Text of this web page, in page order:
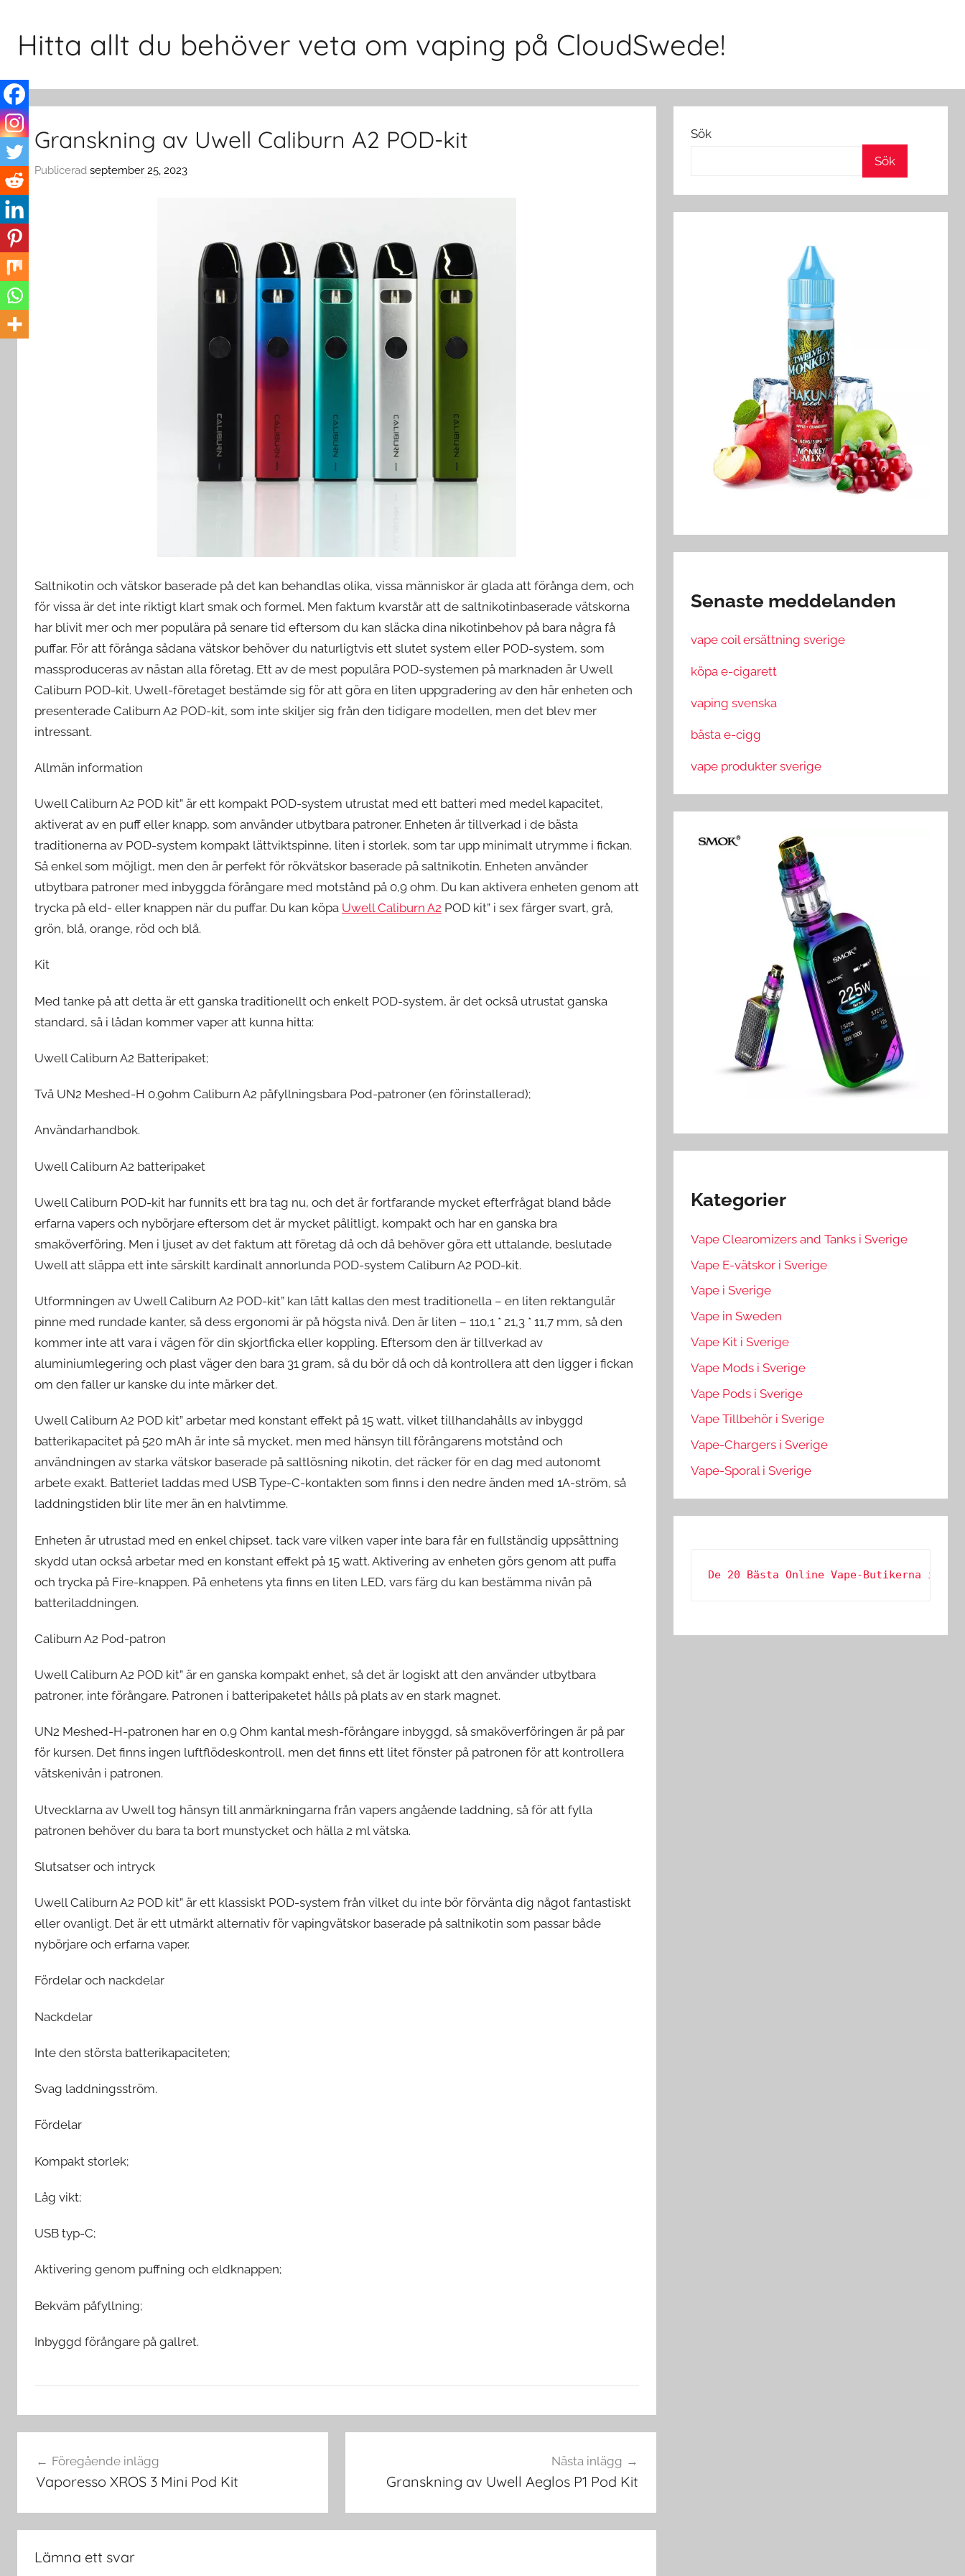
innehållHitta allt du behöver veta om vaping på CloudSwede!
Granskning av Uwell Caliburn A2 POD-kit
Publicerad september 25, 2023
Saltnikotin och vätskor baserade på det kan behandlas olika, vissa människor är glada att förånga dem, och
för vissa är det inte riktigt klart smak och formel. Men faktum kvarstår att de saltnikotinbaserade vätskorna
har blivit mer och mer populära på senare tid eftersom du kan släcka dina nikotinbehov på bara några få
puffar. För att förånga sådana vätskor behöver du naturligtvis ett slutet system eller POD-system, som
massproduceras av nästan alla företag. Ett av de mest populära POD-systemen på marknaden är Uwell
Caliburn POD-kit. Uwell-företaget bestämde sig för att göra en liten uppgradering av den här enheten och
presenterade Caliburn A2 POD-kit, som inte skiljer sig från den tidigare modellen, men det blev mer
intressant.
Allmän information
Uwell Caliburn A2 POD kit” är ett kompakt POD-system utrustat med ett batteri med medel kapacitet,
aktiverat av en puff eller knapp, som använder utbytbara patroner. Enheten är tillverkad i de bästa
traditionerna av POD-system kompakt lättviktspinne, liten i storlek, som tar upp minimalt utrymme i fickan.
Så enkel som möjligt, men den är perfekt för rökvätskor baserade på saltnikotin. Enheten använder
utbytbara patroner med inbyggda förångare med motstånd på 0,9 ohm. Du kan aktivera enheten genom att
trycka på eld- eller knappen när du puffar. Du kan köpa Uwell Caliburn A2 POD kit” i sex färger svart, grå,
grön, blå, orange, röd och blå.
Kit
Med tanke på att detta är ett ganska traditionellt och enkelt POD-system, är det också utrustat ganska
standard, så i lådan kommer vaper att kunna hitta:
Uwell Caliburn A2 Batteripaket;
Två UN2 Meshed-H 0.9ohm Caliburn A2 påfyllningsbara Pod-patroner (en förinstallerad);
Användarhandbok.
Uwell Caliburn A2 batteripaket
Uwell Caliburn POD-kit har funnits ett bra tag nu, och det är fortfarande mycket efterfrågat bland både
erfarna vapers och nybörjare eftersom det är mycket pålitligt, kompakt och har en ganska bra
smaköverföring. Men i ljuset av det faktum att företag då och då behöver göra ett uttalande, beslutade
Uwell att släppa ett inte särskilt kardinalt annorlunda POD-system Caliburn A2 POD-kit.
Utformningen av Uwell Caliburn A2 POD-kit” kan lätt kallas den mest traditionella – en liten rektangulär
pinne med rundade kanter, så dess ergonomi är på högsta nivå. Den är liten – 110,1 * 21,3 * 11,7 mm, så den
kommer inte att vara i vägen för din skjortficka eller koppling. Eftersom den är tillverkad av
aluminiumlegering och plast väger den bara 31 gram, så du bör då och då kontrollera att den ligger i fickan
om den faller ur kanske du inte märker det.
Uwell Caliburn A2 POD kit” arbetar med konstant effekt på 15 watt, vilket tillhandahålls av inbyggd
batterikapacitet på 520 mAh är inte så mycket, men med hänsyn till förångarens motstånd och
användningen av starka vätskor baserade på saltlösning nikotin, det räcker för en dag med autonomt
arbete exakt. Batteriet laddas med USB Type-C-kontakten som finns i den nedre änden med 1A-ström, så
laddningstiden blir lite mer än en halvtimme.
Enheten är utrustad med en enkel chipset, tack vare vilken vaper inte bara får en fullständig uppsättning
skydd utan också arbetar med en konstant effekt på 15 watt. Aktivering av enheten görs genom att puffa
och trycka på Fire-knappen. På enhetens yta finns en liten LED, vars färg du kan bestämma nivån på
batteriladdningen.
Caliburn A2 Pod-patron
Uwell Caliburn A2 POD kit” är en ganska kompakt enhet, så det är logiskt att den använder utbytbara
patroner, inte förångare. Patronen i batteripaketet hålls på plats av en stark magnet.
UN2 Meshed-H-patronen har en 0,9 Ohm kantal mesh-förångare inbyggd, så smaköverföringen är på par
för kursen. Det finns ingen luftflödeskontroll, men det finns ett litet fönster på patronen för att kontrollera
vätskenivån i patronen.
Utvecklarna av Uwell tog hänsyn till anmärkningarna från vapers angående laddning, så för att fylla
patronen behöver du bara ta bort munstycket och hälla 2 ml vätska.
Slutsatser och intryck
Uwell Caliburn A2 POD kit” är ett klassiskt POD-system från vilket du inte bör förvänta dig något fantastiskt
eller ovanligt. Det är ett utmärkt alternativ för vapingvätskor baserade på saltnikotin som passar både
nybörjare och erfarna vaper.
Fördelar och nackdelar
Nackdelar
Inte den största batterikapaciteten;
Svag laddningsström.
Fördelar
Kompakt storlek;
Låg vikt;
USB typ-C;
Aktivering genom puffning och eldknappen;
Bekväm påfyllning;
Inbyggd förångare på gallret.
p
e
l
Föregående inlägg
Vaporesso XROS 3 Mini Pod Kit
Nästa inlägg
Granskning av Uwell Aeglos P1 Pod Kit
Lämna ett svar
Sök
Sök
Senaste meddelanden
vape coil ersättning sverige
köpa e-cigarett
vaping svenska
bästa e-cigg
vape produkter sverige
Kategorier
Vape Clearomizers and Tanks i Sverige
Vape E-vätskor i Sverige
Vape i Sverige
Vape in Sweden
Vape Kit i Sverige
Vape Mods i Sverige
Vape Pods i Sverige
Vape Tillbehör i Sverige
Vape-Chargers i Sverige
Vape-Sporal i Sverige
De 20 Bästa Online Vape-Butikerna i